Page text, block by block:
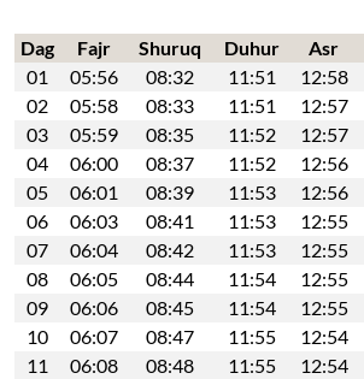
Dag Fajr Shuruq Duhur Asr
01
05:56 08:32 11:51 12:58
02
05:58 08:33 11:51 12:57
03
05:59 08:35 11:52 12:57
04
06:00 08:37 11:52 12:56
05
06:01 08:39 11:53 12:56
06
06:03 08:41 11:53 12:55
07
06:04 08:42 11:53 12:55
08
06:05 08:44 11:54 12:55
09
06:06 08:45 11:54 12:55
10
06:07 08:47 11:55 12:54
11
06:08 08:48 11:55 12:54